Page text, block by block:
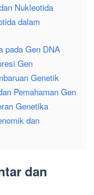
Nukleotida
dalam
pada Gen DNA
Gen
Genetik
Pemahaman Gen
Genetika
dan
dan